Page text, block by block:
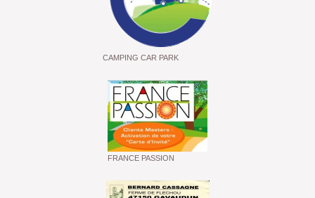
CAMPING CAR PARK
FRANCE PASSION